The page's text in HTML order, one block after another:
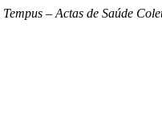
Tempus – Actas de Saúde